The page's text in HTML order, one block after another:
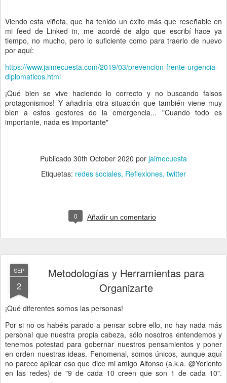
Viendo esta viñeta, que ha tenido un éxito más que reseñable en
mi feed de Linked in, me acordé de algo que escribí hace ya
tiempo, no mucho, pero lo suficiente como para traerlo de nuevo
por aquí:
https://www.jaimecuesta.com/2019/03/prevencion-frente-urgencia-
diplomaticos.html
¡Qué bien se vive haciendo lo correcto y no buscando falsos
protagonismos! Y añadiría otra situación que también viene muy
bien a estos gestores de la emergencia... "Cuando todo es
importante, nada es importante"
Publicado 30th October 2020 por jaimecuesta
Etiquetas: redes sociales Reflexiones twitter
0 Añadir un comentario
SEP
2
Metodologías y Herramientas para
Organizarte
¡Qué diferentes somos las personas!
Por si no os habéis parado a pensar sobre ello, no hay nada más
personal que nuestra propia cabeza, sólo nosotros entendemos y
tenemos potestad para gobernar nuestros pensamientos y poner
en orden nuestras ideas. Fenomenal, somos únicos, aunque aquí
no parece aplicar eso que dice mi amigo Alfonso (a.k.a. @Yoriento
en las redes) de "9 de cada 10 creen que son 1 de cada 10".